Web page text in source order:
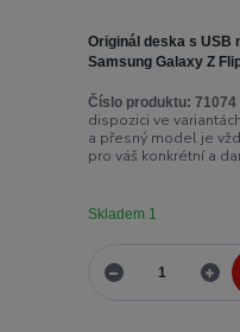
Originál deska s USB
Samsung Galaxy Z
Číslo produktu: 71074
dispozici ve
a přesný model je
pro váš konkrétní a
Skladem 1